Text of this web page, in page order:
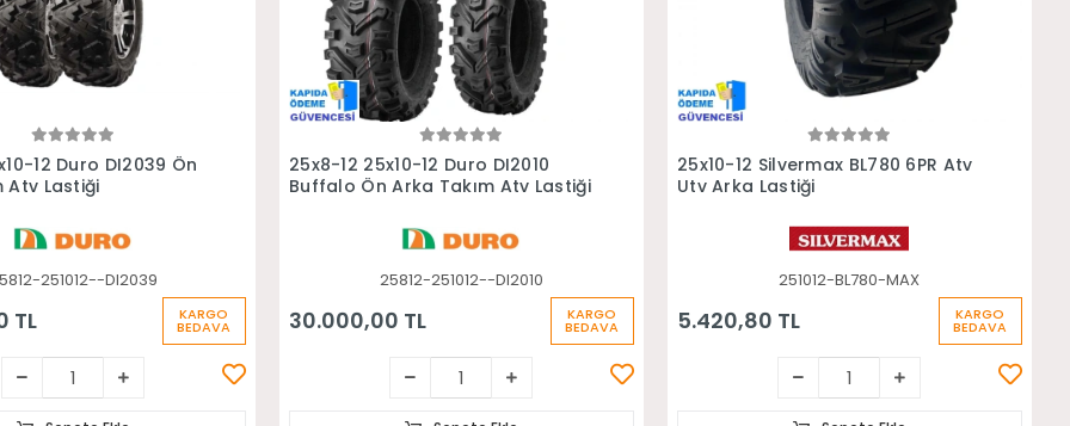
Sepete Ekle
12 Duro DI2039 Ön
Atv Lastiği
251012--DI2039
TL KARGO
BEDAVA
Sepete Ekle
25x8-12 25x10-12 Duro DI2010
Buffalo Ön Arka Takım Atv Lastiği
25812-251012--DI2010
30.000,00 TL KARGO
BEDAVA
Sepete Ekle
25x10-12 Silvermax BL780 6PR Atv
Utv Arka Lastiği
251012-BL780-MAX
5.420,80 TL KARGO
BEDAVA